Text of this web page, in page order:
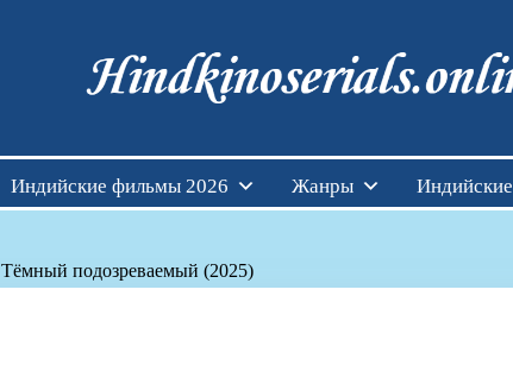
Индийские
Индийские фильмы 2026 Жанры
Тёмный подозреваемый (2025)